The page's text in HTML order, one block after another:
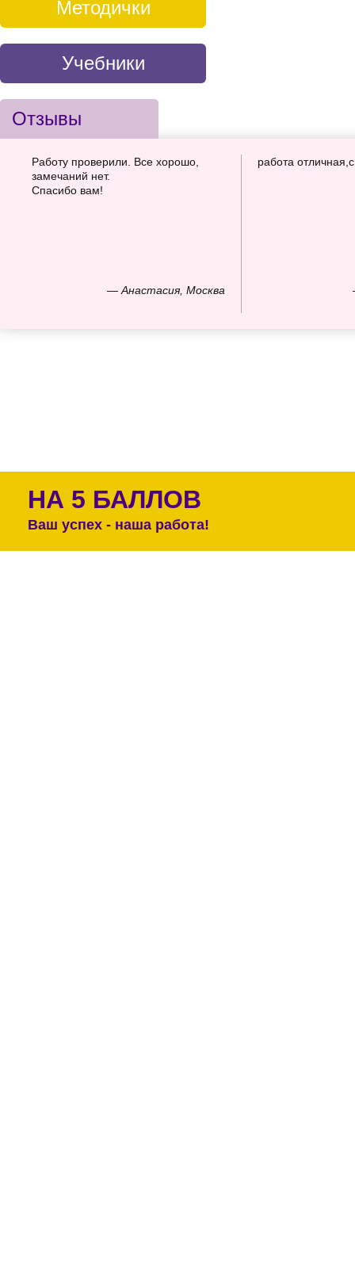
Методички
Учебники
Отзывы
— Анастасия, Москва
Работу проверили. Все хорошо,
замечаний нет.
Спасибо вам!
работа
НА 5 БАЛЛОВ
Ваш успех - наша работа!